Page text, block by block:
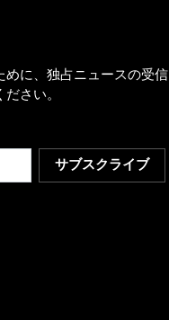
めに、独占ニュースの受信
さい。